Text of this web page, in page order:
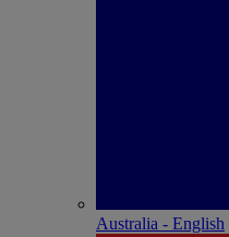
Australia - English